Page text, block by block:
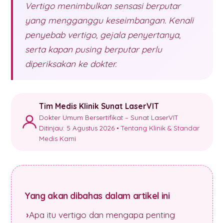
Vertigo menimbulkan sensasi berputar
yang mengganggu keseimbangan. Kenali
penyebab vertigo, gejala penyertanya,
serta kapan pusing berputar perlu
diperiksakan ke dokter.
Tim Medis Klinik Sunat LaserVIT
Dokter Umum Bersertifikat – Sunat LaserVIT
Ditinjau: 5 Agustus 2026 •Tentang Klinik & Standar
Medis Kami
Yang akan dibahas dalam artikel ini
Apa itu vertigo dan mengapa penting